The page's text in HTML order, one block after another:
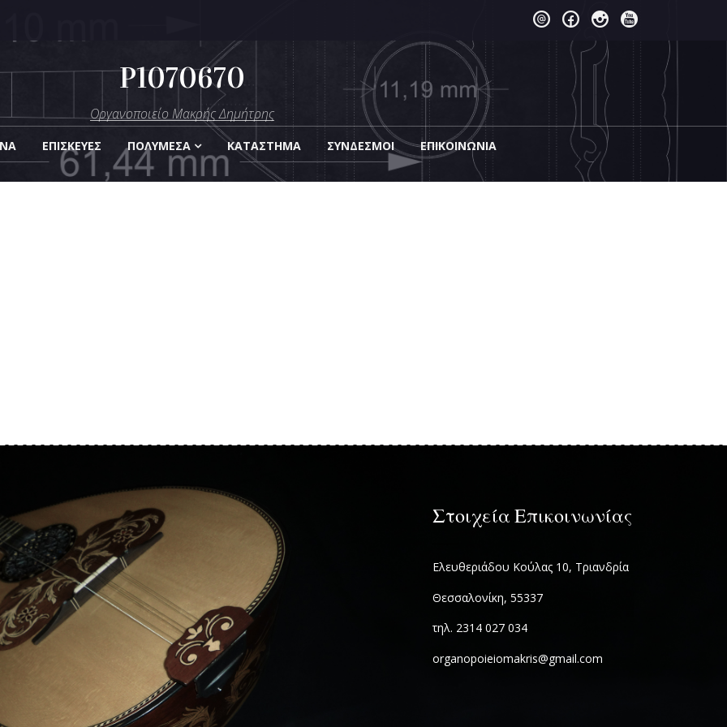
ΕΠΙΣΚΕΎΕΣ ΠΟΛΥΜΈΣΑ KΑΤΆΣΤΗΜΑ ΣΎΝΔΕΣΜΟΙ EΠΙΚΟΙΝΩΝΊΑ
P1070670
Οργανοποιείο Μακρής Δημήτρης
Στοιχεία Επικοινωνίας
Ελευθεριάδου Κούλας 10, Τριανδρία
Θεσσαλονίκη, 55337
τηλ. 2314 027 034
organopoieiomakris@gmail.com